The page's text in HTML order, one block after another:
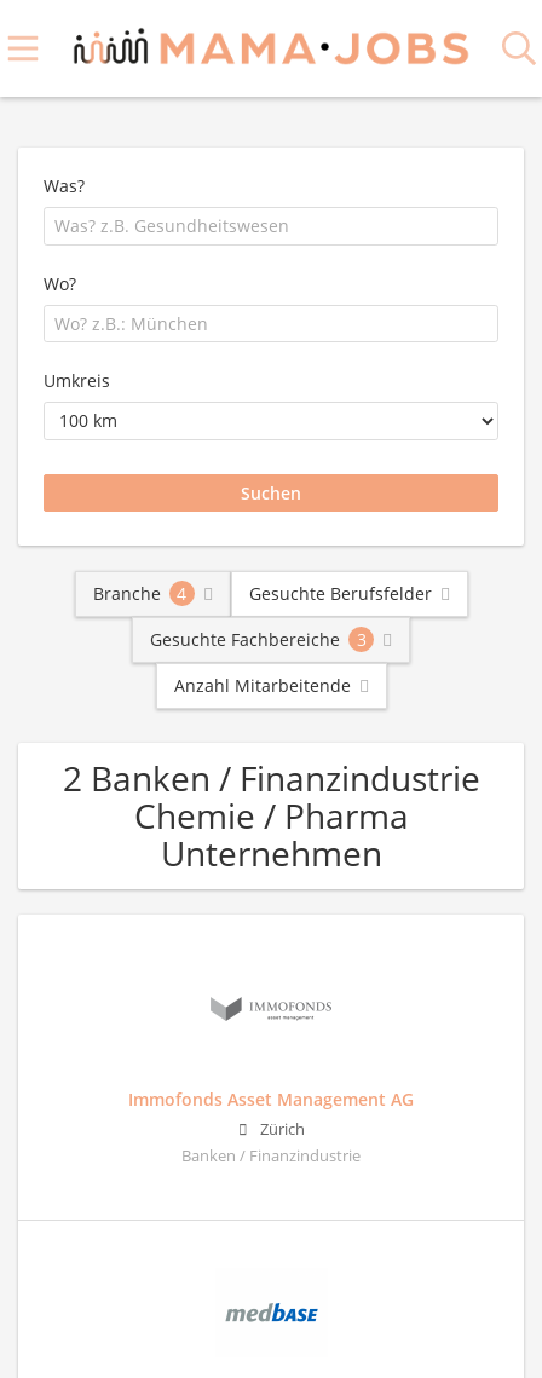
Was?
Wo?
Umkreis
Branche 4
Gesuchte Berufsfelder
Gesuchte Fachbereiche
3
Anzahl Mitarbeitende
2 Banken / Finanzindustrie
Chemie / Pharma
Unternehmen
Immofonds Asset Management AG
Zürich
Banken / Finanzindustrie